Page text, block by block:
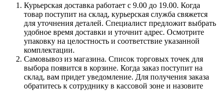
Курьерская доставка работает с 9.00 до 19.00. Когда
товар поступит на склад, курьерская служба свяжется
для уточнения деталей. Специалист предложит выбрать
удобное время доставки и уточнит адрес. Осмотрите
упаковку на целостность и соответствие указанной
комплектации.
Самовывоз из магазина. Список торговых точек для
выбора появится в корзине. Когда заказ поступит на
склад, вам придет уведомление. Для получения заказа
обратитесь к сотруднику в кассовой зоне и назовите